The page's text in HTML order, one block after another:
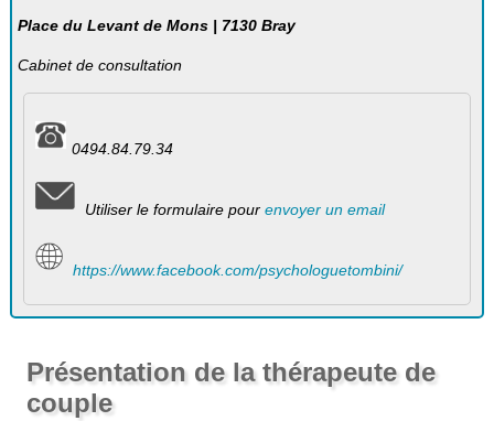
Place du Levant de Mons | 7130 Bray
Cabinet de consultation
0494.84.79.34
Utiliser le formulaire pour envoyer un email
https://www.facebook.com/psychologuetombini/
Présentation de la thérapeute de
couple